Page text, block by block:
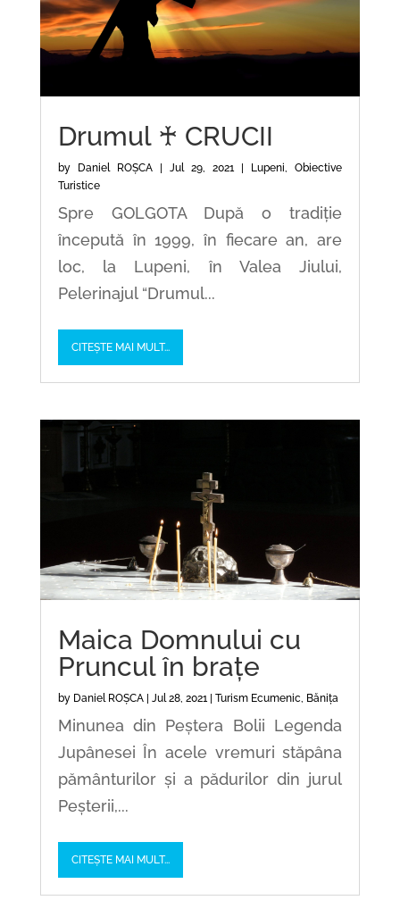
Drumul ♰ CRUCII
by Daniel ROȘCA| Jul 29, 2021| Lupeni,Obiective
Turistice
Spre GOLGOTA După o tradiție
începută în 1999, în fiecare an, are
loc, la Lupeni, în Valea Jiului,
Pelerinajul “Drumul...
CITEȘTE MAI MULT...
Maica Domnului cu
Pruncul în brațe
by Daniel ROȘCA| Jul 28, 2021 | Turism Ecumenic Bănița
Minunea din Peștera Bolii Legenda
Jupânesei În acele vremuri stăpâna
pământurilor și a pădurilor din jurul
Peșterii,...
CITEȘTE MAI MULT...